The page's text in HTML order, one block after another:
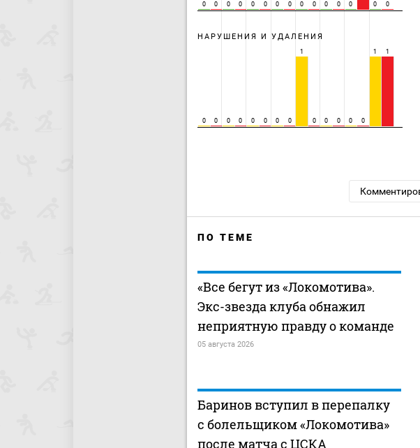
0 0 0 0 0 0 0 0 0 0 0 0 0 0 0
НАРУШЕНИЯ И УДАЛЕНИЯ
0 0 0 0 0 0 0 0
1
0 0 0 0 0
1 1
ПО ТЕМЕ
«Все бегут из «Локомотива».
Экс-звезда клуба обнажил
неприятную правду о команде
05 августа 2026
Баринов вступил в перепалку
с болельщиком «Локомотива»
после матча с ЦСКА